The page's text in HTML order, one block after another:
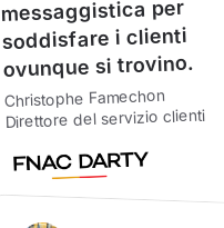
messaggistica per
soddisfare i clienti
ovunque si trovino.
Christophe Famechon
Direttore del servizio clienti